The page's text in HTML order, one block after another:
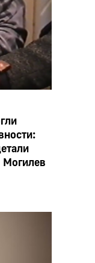
Могилев